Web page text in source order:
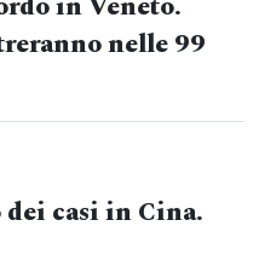
nelle 99
casi in Cina.